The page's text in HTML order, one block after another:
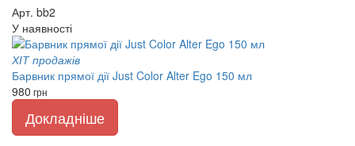
Арт. bb2
У наявності
ХІТ продажів
Барвник прямої дії Just Color Alter Ego 150 мл
980 грн
Докладніше